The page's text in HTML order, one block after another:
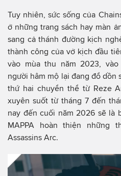
Tuy nhiên, sức sống của
ở những trang sách hay màn
sang cả thánh đường kịch
thành công của vở kịch đầu
vào mùa thu năm 2023,
người hâm mộ lại đang đổ dồn
thứ hai chuyển thể từ Reze
xuyên suốt từ tháng 7 đến
nay đến cuối năm 2026 sẽ là
MAPPA hoàn thiện những
Assassins Arc.